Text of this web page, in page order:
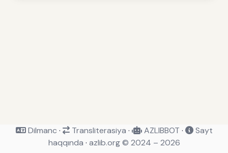
Dilmanc · Transliterasiya · AZLIBBOT ·
Sayt
haqqında · azlib.org © 2024 – 2026